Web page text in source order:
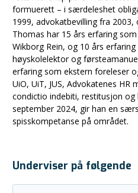
formuerett – i særdeleshet
1999, advokatbevilling fra 2003,
Thomas har 15 års erfaring
Wikborg Rein, og 10 års
høyskolelektor og
erfaring som ekstern foreleser
UiO, UiT, JUS, Advokatenes HR
condictio indebiti, restitusjon og
september 2024, gir han en
spisskompetanse på området.
Underviser på følgende